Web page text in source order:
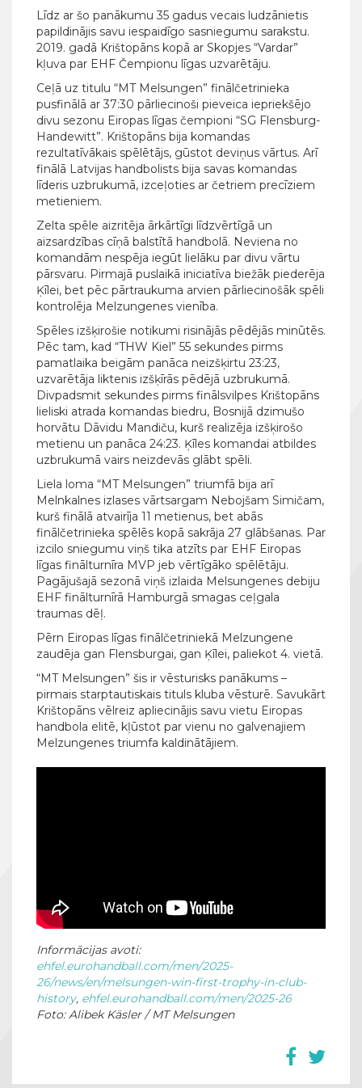
Līdz ar šo panākumu 35 gadus vecais ludzānietis
papildinājis savu iespaidīgo sasniegumu sarakstu.
2019. gadā Krištopāns kopā ar Skopjes “Vardar”
kļuva par EHF Čempionu līgas uzvarētāju.
Ceļā uz titulu “MT Melsungen” finālčetrinieka
pusfinālā ar 37:30 pārliecinoši pieveica iepriekšējo
divu sezonu Eiropas līgas čempioni “SG Flensburg-
Handewitt”. Krištopāns bija komandas
rezultatīvākais spēlētājs, gūstot deviņus vārtus. Arī
finālā Latvijas handbolists bija savas komandas
līderis uzbrukumā, izceļoties ar četriem precīziem
metieniem.
Zelta spēle aizritēja ārkārtīgi līdzvērtīgā un
aizsardzības cīņā balstītā handbolā. Neviena no
komandām nespēja iegūt lielāku par divu vārtu
pārsvaru. Pirmajā puslaikā iniciatīva biežāk piederēja
Ķīlei, bet pēc pārtraukuma arvien pārliecinošāk spēli
kontrolēja Melzungenes vienība.
Spēles izšķirošie notikumi risinājās pēdējās minūtēs.
Pēc tam, kad “THW Kiel” 55 sekundes pirms
pamatlaika beigām panāca neizšķirtu 23:23,
uzvarētāja liktenis izšķīrās pēdējā uzbrukumā.
Divpadsmit sekundes pirms finālsvilpes Krištopāns
lieliski atrada komandas biedru, Bosnijā dzimušo
horvātu Dāvidu Mandiču, kurš realizēja izšķirošo
metienu un panāca 24:23. Ķīles komandai atbildes
uzbrukumā vairs neizdevās glābt spēli.
Liela loma “MT Melsungen” triumfā bija arī
Melnkalnes izlases vārtsargam Nebojšam Simičam,
kurš finālā atvairīja 11 metienus, bet abās
finālčetrinieka spēlēs kopā sakrāja 27 glābšanas. Par
izcilo sniegumu viņš tika atzīts par EHF Eiropas
līgas finālturnīra MVP jeb vērtīgāko spēlētāju.
Pagājušajā sezonā viņš izlaida Melsungenes debiju
EHF finālturnīrā Hamburgā smagas ceļgala
traumas dēļ.
Pērn Eiropas līgas finālčetriniekā Melzungene
zaudēja gan Flensburgai, gan Ķīlei, paliekot 4. vietā.
“MT Melsungen” šis ir vēsturisks panākums –
pirmais starptautiskais tituls kluba vēsturē. Savukārt
Krištopāns vēlreiz apliecinājis savu vietu Eiropas
handbola elitē, kļūstot par vienu no galvenajiem
Melzungenes triumfa kaldinātājiem.
Informācijas avoti:
ehfel.eurohandball.com/men/2025-
26/news/en/melsungen-win-first-trophy-in-club-
history, ehfel.eurohandball.com/men/2025-26
Foto: Alibek Käsler / MT Melsungen